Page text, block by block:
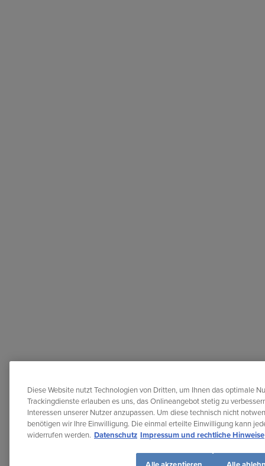
Diese Website nutzt Technologien von Dritten, um Ihnen das optimale
Trackingdienste erlauben es uns, das Onlineangebot stetig zu
Interessen unserer Nutzer anzupassen. Um diese technisch nicht
benötigen wir Ihre Einwilligung. Die einmal erteilte Einwilligung kann
widerrufen werden. Datenschutz Impressum und rechtliche Hinweise